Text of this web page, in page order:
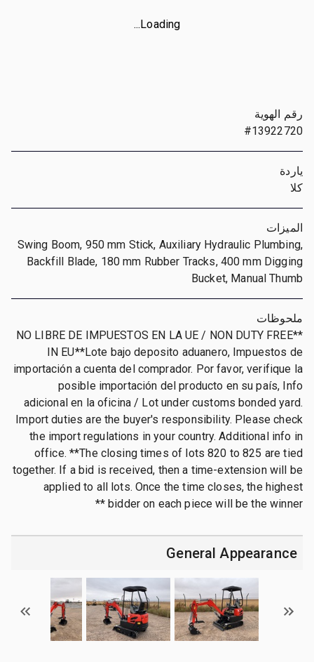
Loading...
رقم الهوية
#13922720
ياردة
كلا
الميزات
Swing Boom, 950 mm Stick, Auxiliary Hydraulic Plumbing,
Backfill Blade, 180 mm Rubber Tracks, 400 mm Digging
Bucket, Manual Thumb
ملحوظات
**NO LIBRE DE IMPUESTOS EN LA UE / NON DUTY FREE
IN EU**Lote bajo deposito aduanero, Impuestos de
importación a cuenta del comprador. Por favor, verifique la
posible importación del producto en su país, Info
adicional en la oficina / Lot under customs bonded yard.
Import duties are the buyer's responsibility. Please check
the import regulations in your country. Additional info in
office. **The closing times of lots 820 to 825 are tied
together. If a bid is received, then a time-extension will be
applied to all lots. Once the time closes, the highest
bidder on each piece will be the winner **
General Appearance